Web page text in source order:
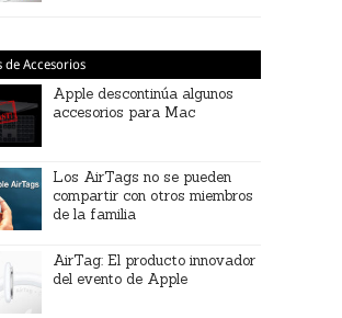
de Accesorios
Apple descontinúa algunos
accesorios para Mac
Los AirTags no se pueden
compartir con otros miembros
de la familia
AirTag: El producto innovador
del evento de Apple